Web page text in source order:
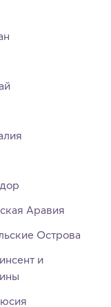
Аравия
Острова
и